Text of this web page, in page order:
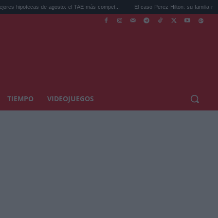
de agosto: el TAE más compet... El caso Perez Hilton: su familia rompe el
TIEMPO VIDEOJUEGOS